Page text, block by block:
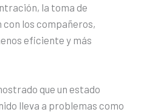
la toma de
los compañeros,
eficiente y más
que un estado
lleva a problemas como